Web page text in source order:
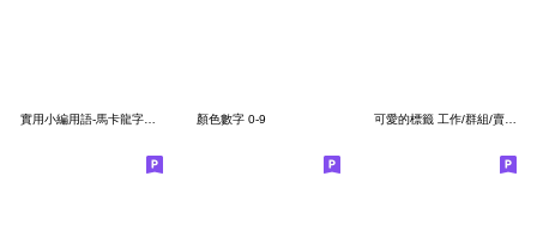
顏色數字 0-9 可愛的標籤 工作/群組/賣家/活動